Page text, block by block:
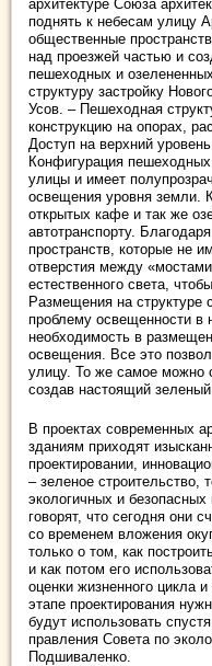
архитектуре Союза
поднять к небесам улицу
общественные
над проезжей частью и
пешеходных и
структуру застройку
Усов. – Пешеходная
конструкцию на опорах,
Доступ на верхний
Конфигурация пешеходных
улицы и имеет
освещения уровня земли.
открытых кафе и так же
автотранспорту.
пространств, которые не
отверстия между
естественного света,
Размещения на структуре
проблему освещенности в
необходимость в
освещения. Все это
улицу. То же самое можно
создав настоящий
В проектах современных
зданиям приходят
проектировании,
– зеленое строительство,
экологичных и
говорят, что сегодня они
со временем вложения
только о том, как
и как потом его
оценки жизненного цикла
этапе проектирования
будут использовать
правления Совета по
Подшиваленко.